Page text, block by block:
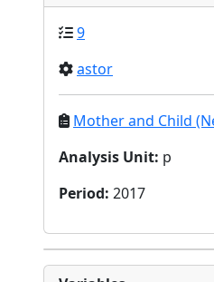
9
astor
Mother and Child
Analysis Unit: p
Period: 2017